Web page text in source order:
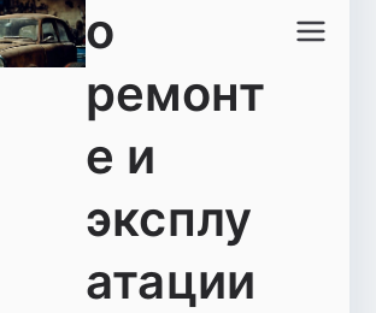
о
ремонт
е и
эксплу
атации